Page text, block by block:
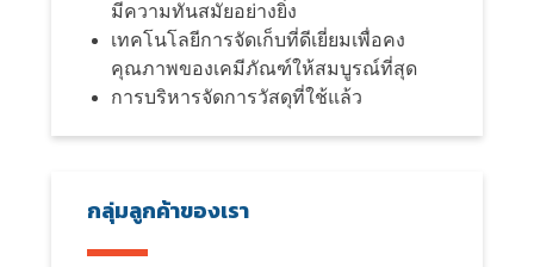
มีความทันสมัยอย่างยิ่ง
เทคโนโลยีการจัดเก็บที่ดีเยี่ยมเพื่อคง
คุณภาพของเคมีภัณฑ์ให้สมบูรณ์ที่สุด
การบริหารจัดการวัสดุที่ใช้แล้ว
กลุ่มลูกค้าของเรา